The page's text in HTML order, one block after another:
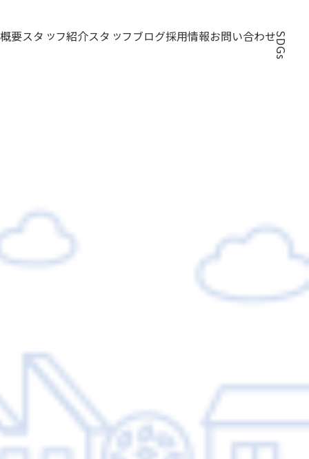
スタッフ紹介 スタッフブログ 採用情報 お問い合わせ SDGs